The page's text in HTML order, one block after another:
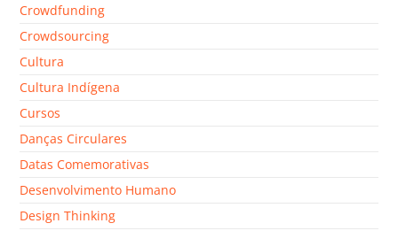
Crowdfunding
Crowdsourcing
Cultura
Cultura Indígena
Cursos
Danças Circulares
Datas Comemorativas
Desenvolvimento Humano
Design Thinking